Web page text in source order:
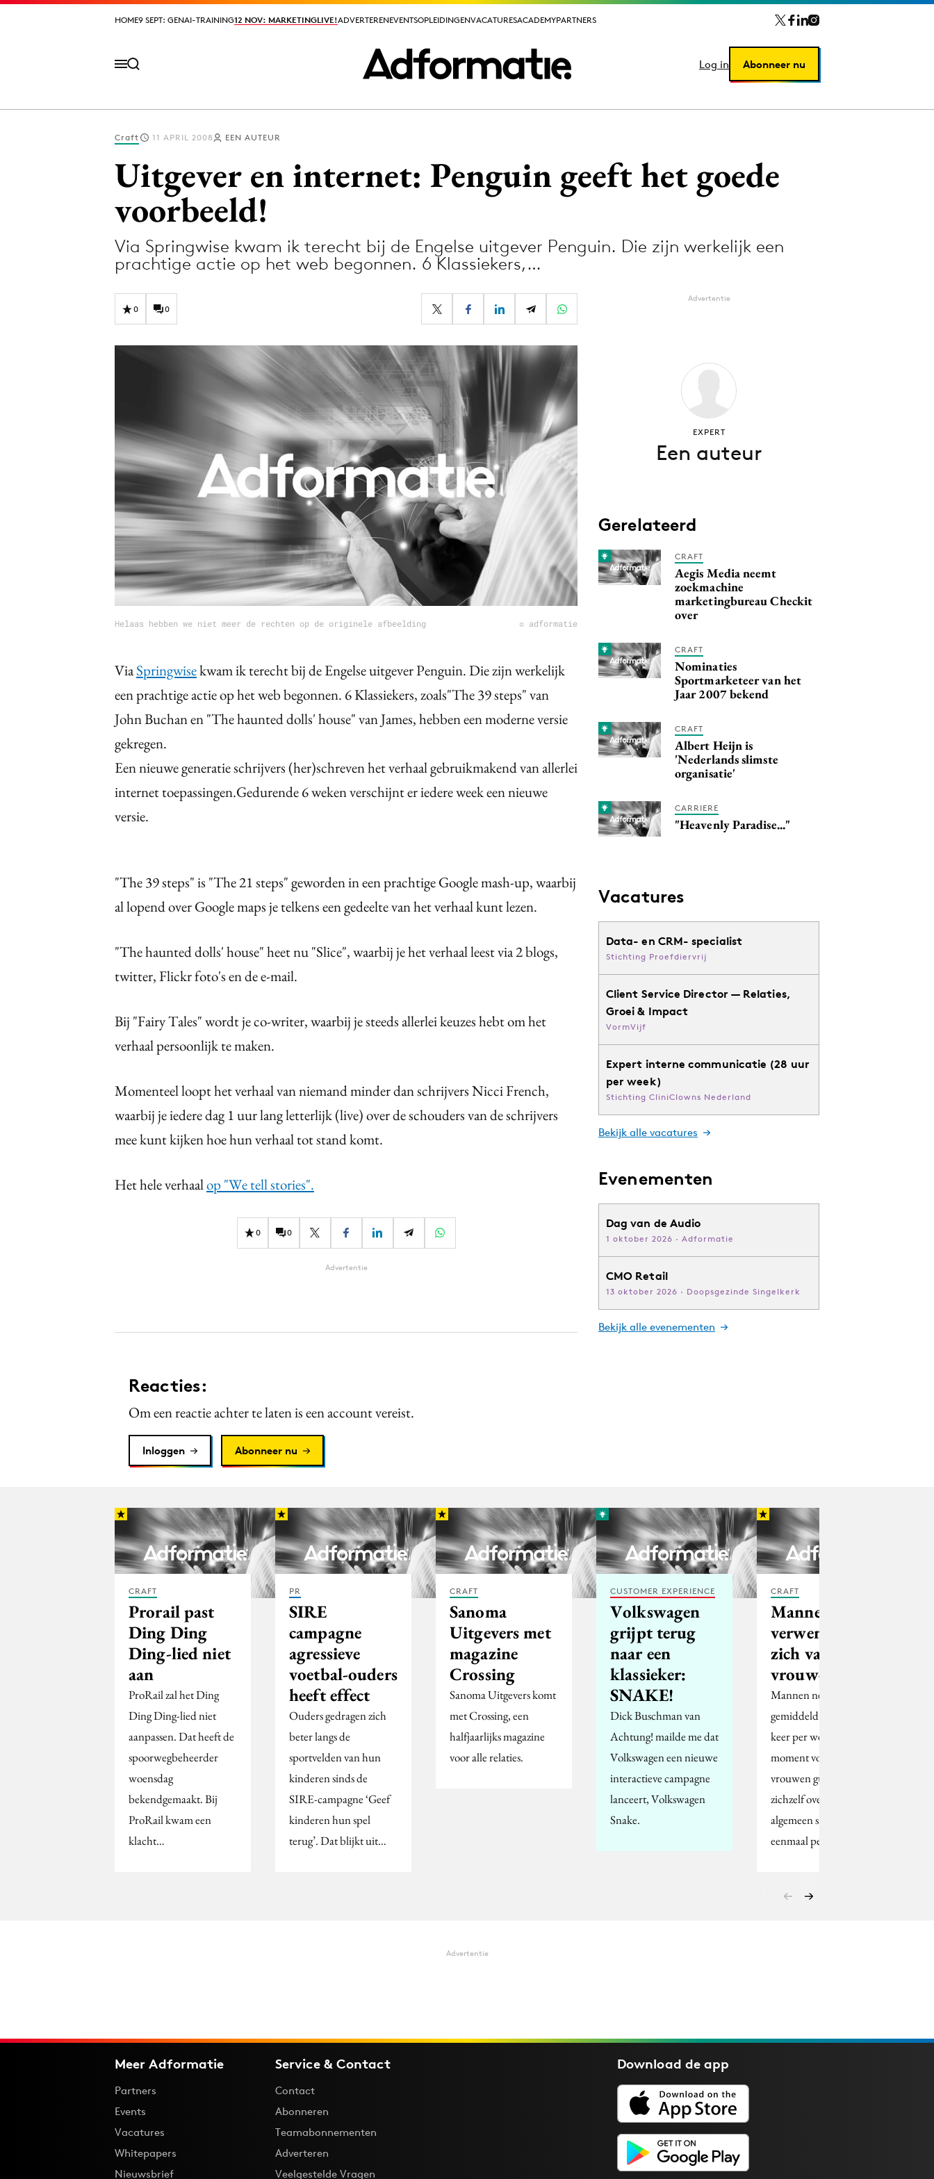
HOME9 SEPT: GENAI-TRAINING12 NOV: MARKETINGLIVE!ADVERTERENEVENTSOPLEIDINGENVACATURESACADEMYPARTNERS
Log in Abonneer nu
HOME9 SEPT: GENAI-TRAINING12 NOV: MARKETINGLIVE!ADVERTERENEVENTSOPLEIDINGENVACATURESACADEMYPARTNERS
Log in Abonneer nu
Design
Digital transformation
Influencer marketing
Interne communicatie
Martech
Media
Merkstrategie
PR
Programmatic
Reputatie & crisis
Craft 11 APRIL 2008 EEN AUTEUR
Uitgever en internet: Penguin geeft het goede
voorbeeld!
Via Springwise kwam ik terecht bij de Engelse uitgever Penguin. Die zijn werkelijk een
prachtige actie op het web begonnen. 6 Klassiekers,…
0 0
Helaas hebben we niet meer de rechten op de originele afbeelding © adformatie
ViaSpringwisekwam ik terecht bij de Engelse uitgever Penguin. Die zijn werkelijk
een prachtige actie op het web begonnen. 6 Klassiekers, zoals"The 39 steps" van
John Buchan en "The haunted dolls' house" van James, hebben een moderne versie
gekregen.
Een nieuwe generatie schrijvers (her)schreven het verhaal gebruikmakend van allerlei
internet toepassingen.Gedurende 6 weken verschijnt er iedere week een nieuwe
versie.
"The 39 steps" is "The 21 steps" geworden in een prachtige Google mash-up, waarbij
al lopend over Google maps je telkens een gedeelte van het verhaal kunt lezen.
"The haunted dolls' house" heet nu "Slice", waarbij je het verhaal leest via 2 blogs,
twitter, Flickr foto's en de e-mail.
Bij "Fairy Tales" wordt je co-writer, waarbij je steeds allerlei keuzes hebt om het
verhaal persoonlijk te maken.
Momenteel loopt het verhaal van niemand minder dan schrijvers Nicci French,
waarbij je iedere dag 1 uur lang letterlijk (live) over de schouders van de schrijvers
mee kunt kijken hoe hun verhaal tot stand komt.
Het hele verhaalop "We tell stories".
0 0
Advertentie
Reacties:
Om een reactie achter te laten is een account vereist.
Inloggen Abonneer nu
Advertentie
EXPERT
Een auteur
Gerelateerd
CRAFT
Aegis Media neemt
zoekmachine
marketingbureau Checkit
over
CRAFT
Nominaties
Sportmarketeer van het
Jaar 2007 bekend
CRAFT
Albert Heijn is
'Nederlands slimste
organisatie'
CARRIERE
"Heavenly Paradise..."
Vacatures
Data- en CRM- specialist
Stichting Proefdiervrij
Client Service Director — Relaties,
Groei & Impact
VormVijf
Expert interne communicatie (28 uur
per week)
Stichting CliniClowns Nederland
Bekijk alle vacatures
Evenementen
Dag van de Audio
1 oktober 2026 · Adformatie
CMO Retail
13 oktober 2026 · Doopsgezinde Singelkerk
Bekijk alle evenementen
CRAFT
Prorail past
Ding Ding
Ding-lied niet
aan
ProRail zal het Ding
Ding Ding-lied niet
aanpassen. Dat heeft de
spoorwegbeheerder
woensdag
bekendgemaakt. Bij
ProRail kwam een
klacht…
PR
SIRE
campagne
agressieve
voetbal-ouders
heeft effect
Ouders gedragen zich
beter langs de
sportvelden van hun
kinderen sinds de
SIRE-campagne ‘Geef
kinderen hun spel
terug’. Dat blijkt uit…
CRAFT
Sanoma
Uitgevers met
magazine
Crossing
Sanoma Uitgevers komt
met Crossing, een
halfjaarlijks magazine
voor alle relaties.
CUSTOMER EXPERIENCE
Volkswagen
grijpt terug
naar een
klassieker:
SNAKE!
Dick Buschman van
Achtung! mailde me dat
Volkswagen een nieuwe
interactieve campagne
lanceert, Volkswagen
Snake.
CRAFT
Mannen
verwennen
zich vaker dan
vrouwen
Mannen nemen
gemiddeld twee tot zes
keer per week een
moment voor zichzelf,
vrouwen gunnen
zichzelf over het
algemeen slechts
eenmaal per…
Advertentie
Meer Adformatie
Partners
Events
Vacatures
Whitepapers
Nieuwsbrief
Service & Contact
Contact
Abonneren
Teamabonnementen
Adverteren
Veelgestelde Vragen
Download deapp